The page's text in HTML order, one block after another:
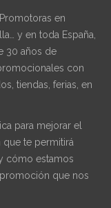
en
y en toda España,
30 años de
con
tiendas, ferias, en
para mejorar el
te permitirá
cómo estamos
que nos